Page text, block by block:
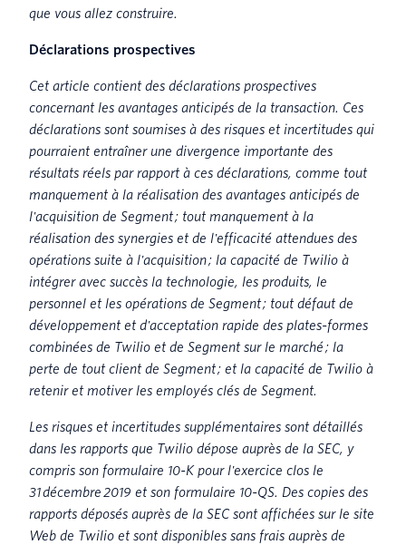
que vous allez construire.
Déclarations prospectives
Cet article contient des déclarations prospectives
concernant les avantages anticipés de la transaction. Ces
déclarations sont soumises à des risques et incertitudes qui
pourraient entraîner une divergence importante des
résultats réels par rapport à ces déclarations, comme tout
manquement à la réalisation des avantages anticipés de
l'acquisition de Segment ; tout manquement à la
réalisation des synergies et de l'efficacité attendues des
opérations suite à l'acquisition ; la capacité de Twilio à
intégrer avec succès la technologie, les produits, le
personnel et les opérations de Segment ; tout défaut de
développement et d'acceptation rapide des plates-formes
combinées de Twilio et de Segment sur le marché ; la
perte de tout client de Segment ; et la capacité de Twilio à
retenir et motiver les employés clés de Segment.
Les risques et incertitudes supplémentaires sont détaillés
dans les rapports que Twilio dépose auprès de la SEC, y
compris son formulaire 10-K pour l'exercice clos le
31 décembre 2019 et son formulaire 10-QS. Des copies des
rapports déposés auprès de la SEC sont affichées sur le site
Web de Twilio et sont disponibles sans frais auprès de